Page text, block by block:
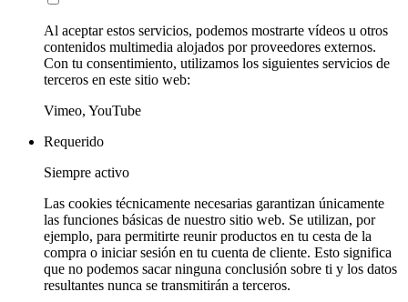
Al aceptar estos servicios, podemos mostrarte vídeos u otros
contenidos multimedia alojados por proveedores externos.
Con tu consentimiento, utilizamos los siguientes servicios de
terceros en este sitio web:
Vimeo, YouTube
Requerido
Siempre activo
Las cookies técnicamente necesarias garantizan únicamente
las funciones básicas de nuestro sitio web. Se utilizan, por
ejemplo, para permitirte reunir productos en tu cesta de la
compra o iniciar sesión en tu cuenta de cliente. Esto significa
que no podemos sacar ninguna conclusión sobre ti y los datos
resultantes nunca se transmitirán a terceros.